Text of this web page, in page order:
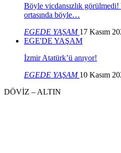
Böyle vicdansızlık
ortasında böyle…
EGEDE YAŞAM 17 Kasım
EGE'DE YAŞAM
İzmir Atatürk’ü anıyor!
EGEDE YAŞAM 10 Kasım
DÖVİZ – ALTIN